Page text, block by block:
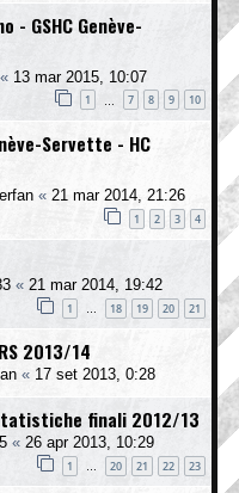
- GSHC Genève-
« 13 mar 2015, 10:07
1 7 8 9 10
Servette - HC
« 21 mar 2014, 21:26
1 2 3 4
« 21 mar 2014, 19:42
1 … 18 19 20 21
2013/14
« 17 set 2013, 0:28
finali 2012/13
« 26 apr 2013, 10:29
1 … 20 21 22 23